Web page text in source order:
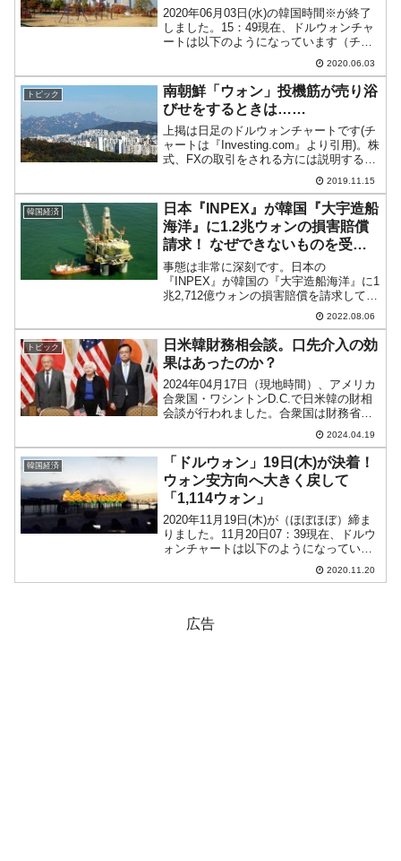
2020年06月03日(水)の韓国時間※が終了
しました。15：49現在、ドルウォンチャ
ートは以下のようになっています（チャ
ートは『Investing.com』より引用：以下
同）。下にヒゲを持つ陰線になりまし
た。始値からずっと下落（ウォン高方...
2020.06.03
トピック
南朝鮮「ウォン」投機筋が売り浴
びせをするときは……
上掲は日足のドルウォンチャートです(チ
ャートは『Investing.com』より引用)。株
式、FXの取引をされる方には説明するま
でもないことでしょうが、およそ「1ドル
＝1,154ウォン」のレジスタンスラインで
揉み、これが機能してウォン安へ跳...
2019.11.15
韓国経済
日本『INPEX』が韓国『大宇造船
海洋』に1.2兆ウォンの損害賠償
請求！ なぜできないものを受注
するのか
事態は非常に深刻です。日本の
『INPEX』が韓国の『大宇造船海洋』に1
兆2,712億ウォンの損害賠償を請求してい
ることが分かりました。2022年08月05
日、韓国金融監督院の『DART』に公示
されて判明しました。『大宇造船海洋』
は『INPE...
2022.08.06
トピック
日米韓財務相会談。口先介入の効
果はあったのか？
2024年04月17日（現地時間）、アメリカ
合衆国・ワシントンD.C.で日米韓の財相
会談が行われました。合衆国は財務省長
官のイエレンさん、日本は鈴木俊一財務
大臣、韓国は崔相穆（チェ・サンモク）
副首相兼企画財政部長官というメンバー
です。注目は...
2024.04.19
韓国経済
「ドルウォン」19日(木)が決着！
ウォン安方向へ大きく戻して
「1,114ウォン」
2020年11月19日(木)が（ほぼほぼ）締ま
りました。11月20日07：39現在、ドルウ
ォンチャートは以下のようになっていま
す（チャートは『Investing.com』より引
用：以下同）。長い陽線で締まりまし
2020.11.20
広告